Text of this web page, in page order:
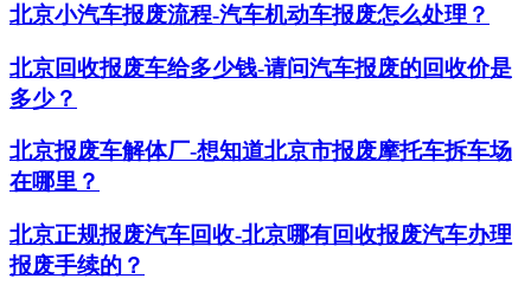
北京小汽车报废流程-汽车机动车报废怎么处理？
北京回收报废车给多少钱-请问汽车报废的回收价是
多少？
北京报废车解体厂-想知道北京市报废摩托车拆车场
在哪里？
北京正规报废汽车回收-北京哪有回收报废汽车办理
报废手续的？